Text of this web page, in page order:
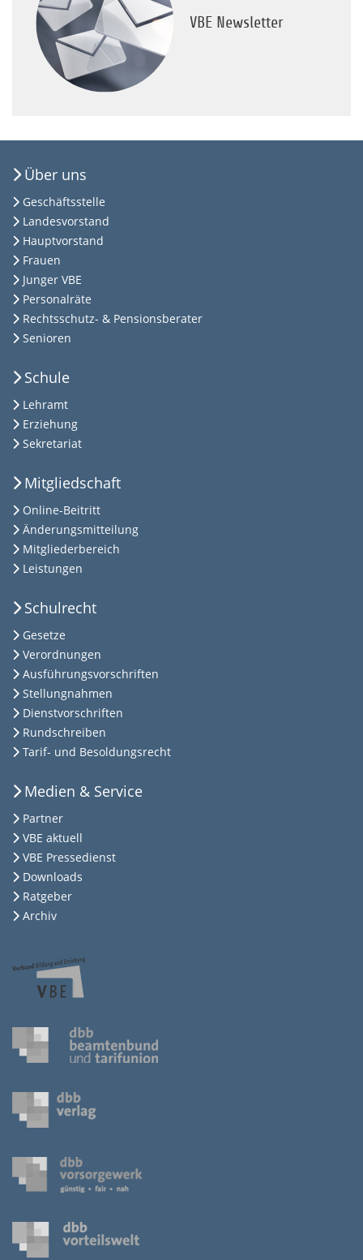
VBE Newsletter
Über uns
Geschäftsstelle
Landesvorstand
Hauptvorstand
Frauen
Junger VBE
Personalräte
Rechtsschutz- & Pensionsberater
Senioren
Schule
Lehramt
Erziehung
Sekretariat
Mitgliedschaft
Online-Beitritt
Änderungsmitteilung
Mitgliederbereich
Leistungen
Schulrecht
Gesetze
Verordnungen
Ausführungsvorschriften
Stellungnahmen
Dienstvorschriften
Rundschreiben
Tarif- und Besoldungsrecht
Medien & Service
Partner
VBE aktuell
VBE Pressedienst
Downloads
Ratgeber
Archiv